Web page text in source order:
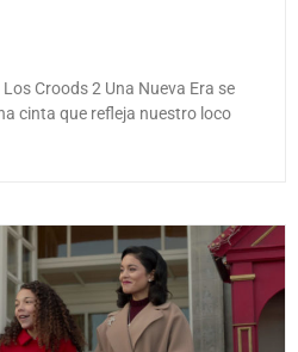
Croods 2 Una Nueva Era se
cinta que refleja nuestro loco